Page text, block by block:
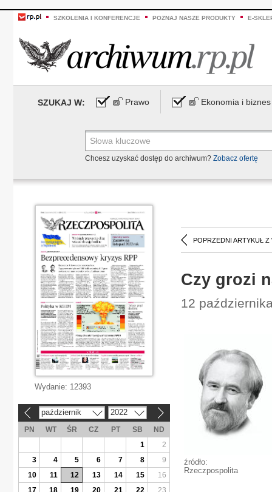
SZKOLENIA I KONFERENCJE POZNAJ NASZE PRODUKTY E-
SZUKAJ W: Prawo Ekonomia i biznes
Chcesz uzyskać dostęp do archiwum? Zobacz ofertę
POPRZEDNI ARTYKUŁ Z
Czy grozi
12
źródło:
Rzeczpospolita
Wydanie: 12393
październik 2022
PN WT ŚR CZ PT SB
ND
1
2
3
4 5 6 7 8
9
10
11 12 13 14 15
16
17
18 19 20 21 22
23